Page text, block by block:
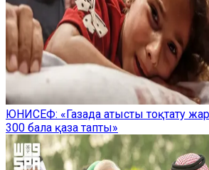
ЮНИСЕФ: «Газада атысты тоқтату
300 бала қаза тапты»